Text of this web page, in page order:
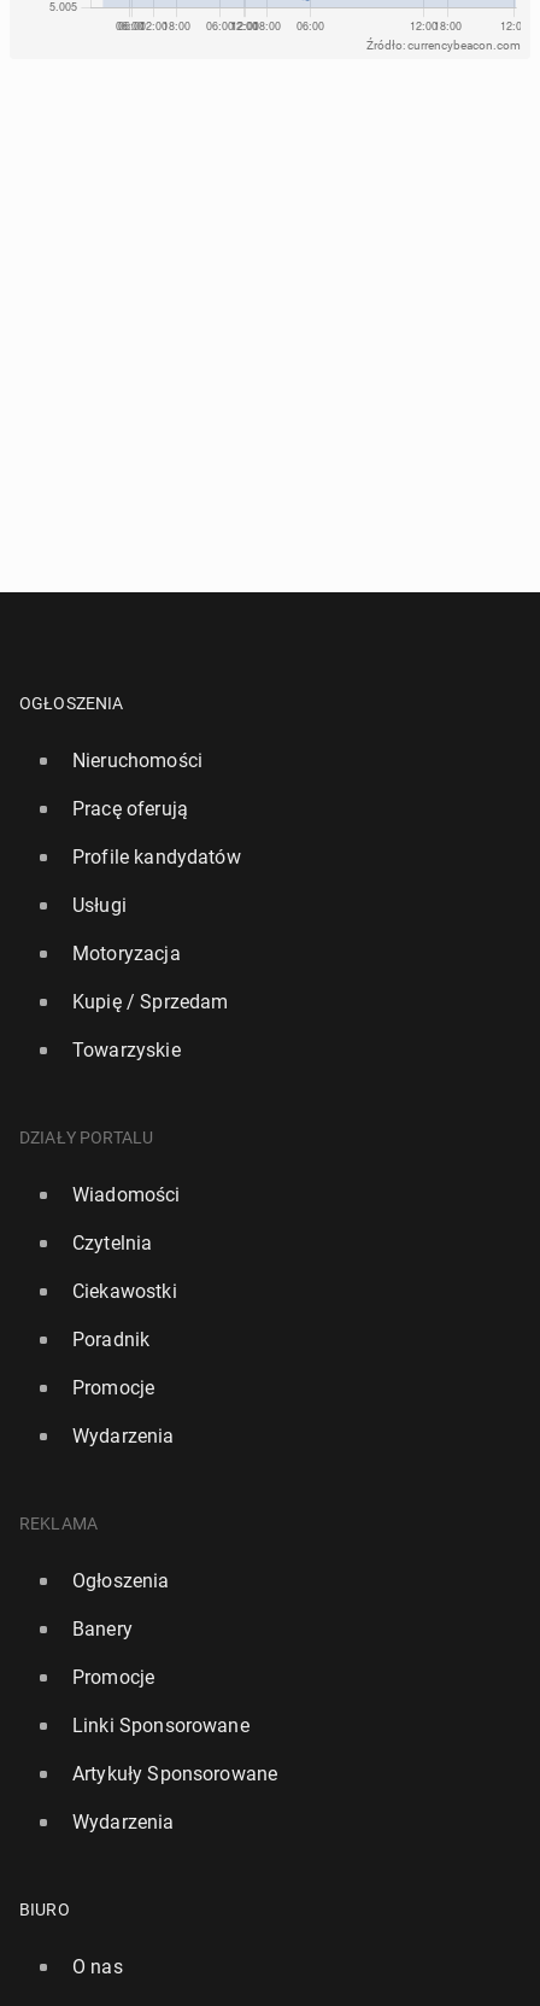
Źródło: currencybeacon.com
OGŁOSZENIA
Nieruchomości
Pracę oferują
Profile kandydatów
Usługi
Motoryzacja
Kupię / Sprzedam
Towarzyskie
DZIAŁY PORTALU
Wiadomości
Czytelnia
Ciekawostki
Poradnik
Promocje
Wydarzenia
REKLAMA
Ogłoszenia
Banery
Promocje
Linki Sponsorowane
Artykuły Sponsorowane
Wydarzenia
BIURO
O nas